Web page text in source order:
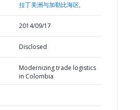
拉丁美洲与加勒比海区,
2014/09/17
Disclosed
Modernizing trade logistics
in Colombia